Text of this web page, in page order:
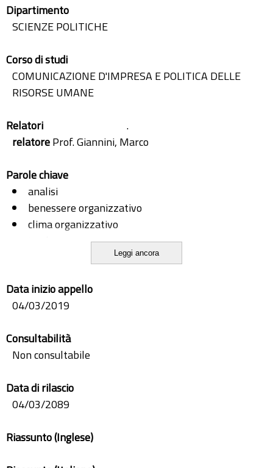
Dipartimento
SCIENZE POLITICHE
Corso di studi
COMUNICAZIONE D'IMPRESA E POLITICA DELLE
RISORSE UMANE
Relatori
.
relatoreProf. Giannini, Marco
Parole chiave
analisi
benessere organizzativo
clima organizzativo
learning organizations
project organization
Leggi ancora
Data inizio appello
04/03/2019
Consultabilità
Non consultabile
Data di rilascio
04/03/2089
Riassunto (Inglese)